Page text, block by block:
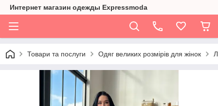
Интернет магазин одежды Expressmoda
Товари та послуги Одяг великих розмірів для жінок